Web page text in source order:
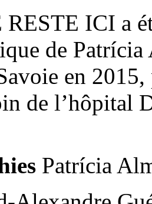
ICI a
de
en 2015,
de l’hôpital
Patrícia